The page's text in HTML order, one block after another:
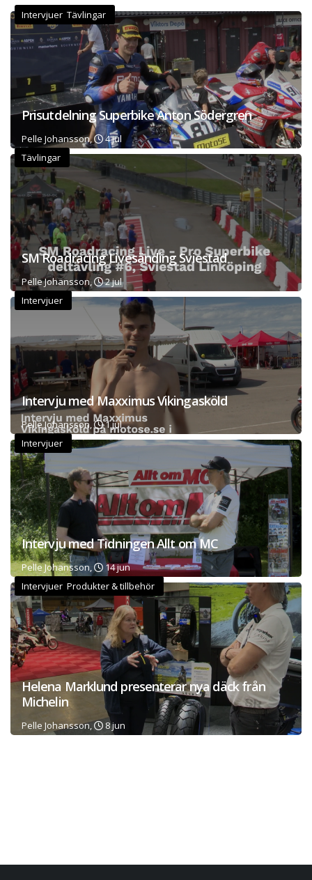
Intervjuer Tävlingar
Prisutdelning Superbike Anton Södergren
Pelle Johansson,
4 jul
Tävlingar
SM Roadracing Livesänding Sviestad
Pelle Johansson,
2 jul
Intervjuer
Intervju med Maxximus Vikingasköld
Pelle Johansson,
1 jul
Intervjuer
Intervju med Tidningen Allt om MC
Pelle Johansson,
14 jun
Intervjuer Produkter & tillbehör
Helena Marklund presenterar nya däck från
Michelin
Pelle Johansson, 8 jun